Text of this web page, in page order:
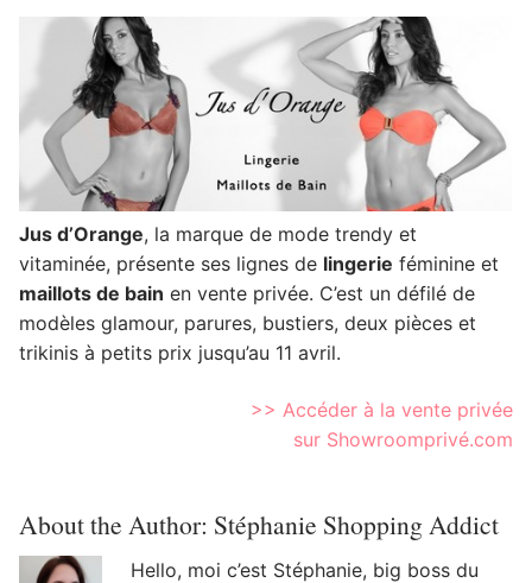
Jus d’Orange, la marque de mode trendy et
vitaminée, présente ses lignes de lingerie féminine et
maillots de bain en vente privée. C’est un défilé de
modèles glamour, parures, bustiers, deux pièces et
trikinis à petits prix jusqu’au 11 avril.
>> Accéder à la vente privée
sur Showroomprivé.com
About the Author: Stéphanie Shopping Addict
Hello, moi c’est Stéphanie, big boss du